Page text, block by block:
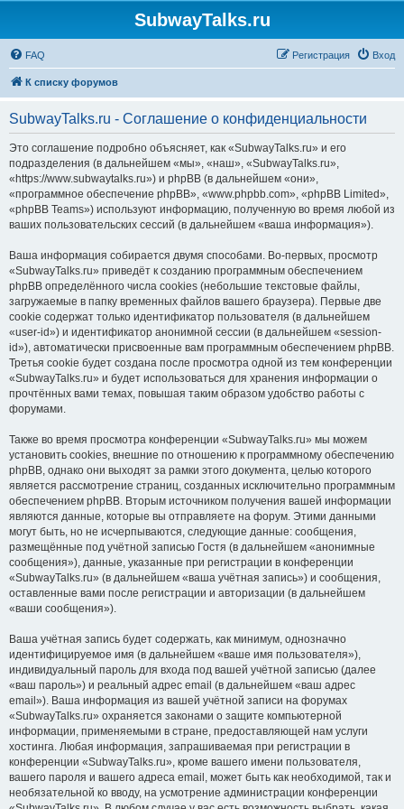
SubwayTalks.ru
FAQ Вход
Регистрация
К списку форумов
SubwayTalks.ru - Соглашение о конфиденциальности
Это соглашение подробно объясняет, как «SubwayTalks.ru» и его
подразделения (в дальнейшем «мы», «наш», «SubwayTalks.ru»,
«https://www.subwaytalks.ru») и phpBB (в дальнейшем «они»,
«программное обеспечение phpBB», «www.phpbb.com», «phpBB Limited»,
«phpBB Teams») используют информацию, полученную во время любой из
ваших пользовательских сессий (в дальнейшем «ваша информация»).
Ваша информация собирается двумя способами. Во-первых, просмотр
«SubwayTalks.ru» приведёт к созданию программным обеспечением
phpBB определённого числа cookies (небольшие текстовые файлы,
загружаемые в папку временных файлов вашего браузера). Первые две
cookie содержат только идентификатор пользователя (в дальнейшем
«user-id») и идентификатор анонимной сессии (в дальнейшем «session-
id»), автоматически присвоенные вам программным обеспечением phpBB.
Третья cookie будет создана после просмотра одной из тем конференции
«SubwayTalks.ru» и будет использоваться для хранения информации о
прочтённых вами темах, повышая таким образом удобство работы с
форумами.
Также во время просмотра конференции «SubwayTalks.ru» мы можем
установить cookies, внешние по отношению к программному обеспечению
phpBB, однако они выходят за рамки этого документа, целью которого
является рассмотрение страниц, созданных исключительно программным
обеспечением phpBB. Вторым источником получения вашей информации
являются данные, которые вы отправляете на форум. Этими данными
могут быть, но не исчерпываются, следующие данные: сообщения,
размещённые под учётной записью Гостя (в дальнейшем «анонимные
сообщения»), данные, указанные при регистрации в конференции
«SubwayTalks.ru» (в дальнейшем «ваша учётная запись») и сообщения,
оставленные вами после регистрации и авторизации (в дальнейшем
«ваши сообщения»).
Ваша учётная запись будет содержать, как минимум, однозначно
идентифицируемое имя (в дальнейшем «ваше имя пользователя»),
индивидуальный пароль для входа под вашей учётной записью (далее
«ваш пароль») и реальный адрес email (в дальнейшем «ваш адрес
email»). Ваша информация из вашей учётной записи на форумах
«SubwayTalks.ru» охраняется законами о защите компьютерной
информации, применяемыми в стране, предоставляющей нам услуги
хостинга. Любая информация, запрашиваемая при регистрации в
конференции «SubwayTalks.ru», кроме вашего имени пользователя,
вашего пароля и вашего адреса email, может быть как необходимой, так и
необязательной ко вводу, на усмотрение администрации конференции